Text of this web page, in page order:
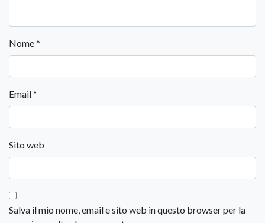
Nome*
Email*
Sito web
Salva il mio nome, email e sito web in questo browser per la